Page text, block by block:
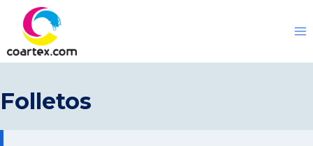
Saltar
contenido
Folletos